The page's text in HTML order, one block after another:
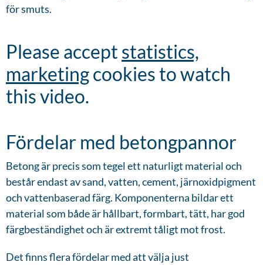
för smuts.
Please accept statistics,
marketingcookies to watch
this video.
Fördelar med betongpannor
Betong är precis som tegel ett naturligt material och
består endast av sand, vatten, cement, järnoxidpigment
och vattenbaserad färg. Komponenterna bildar ett
material som både är hållbart, formbart, tätt, har god
färgbeständighet och är extremt tåligt mot frost.
Det finns flera fördelar med att välja just